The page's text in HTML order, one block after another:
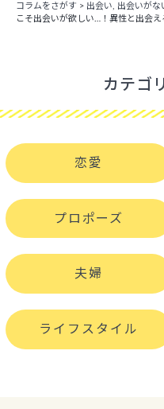
コラムをさがす > 出会い 出会いがな
こそ出会いが欲しい…！異性と出会え
カテゴ
恋愛
プロポーズ
夫婦
ライフスタイル